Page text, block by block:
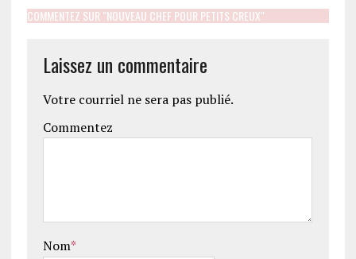
COMMENTEZ SUR "NOUVEAU CHEF POUR PETITS CREUX"
Laissez un commentaire
Votre courriel ne sera pas publié.
Commentez
Nom*